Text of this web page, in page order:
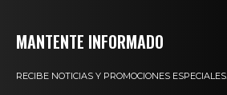
MANTENTE INFORMADO
RECIBE NOTICIAS Y PROMOCIONES ESPECIALES.